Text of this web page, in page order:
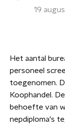
19
Het aantal
personeel
toegenomen.
Koophandel.
behoefte van
nepdiploma's